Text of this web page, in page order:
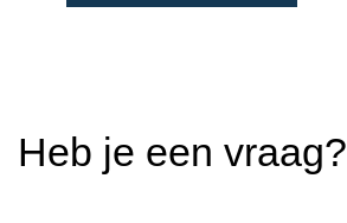
Heb je een vraag?